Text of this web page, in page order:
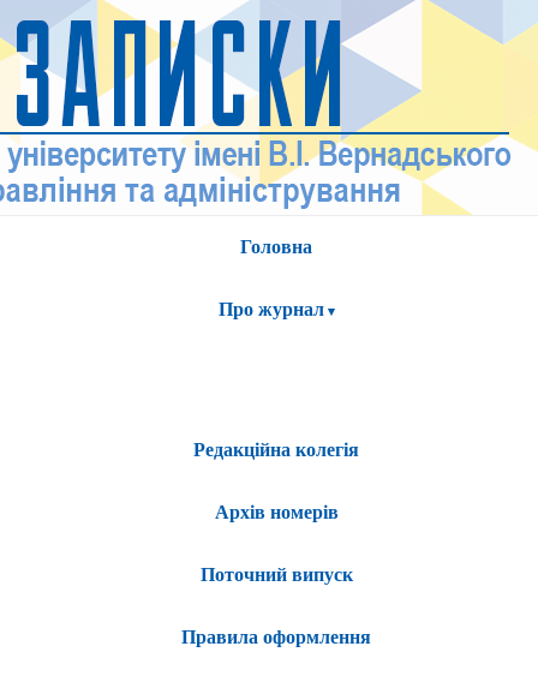
Головна
Про журнал
Редакційна колегія
Архів номерів
Поточний випуск
Правила оформлення